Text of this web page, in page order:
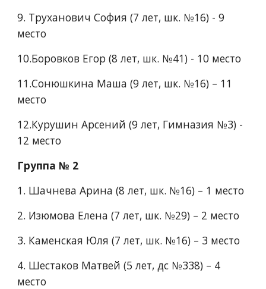
9. Труханович София (7 лет, шк. №16) - 9
место
10.Боровков Егор (8 лет, шк. №41) - 10 место
11.Сонюшкина Маша (9 лет, шк. №16) – 11
место
12.Курушин Арсений (9 лет, Гимназия №3) -
12 место
Группа № 2
1.​ Шачнева Арина (8 лет, шк. №16) – 1 место
2.​ Изюмова Елена (7 лет, шк. №29) – 2 место
3.​ Каменская Юля (7 лет, шк. №16) – 3 место
4.​ Шестаков Матвей (5 лет, дс №338) – 4
место